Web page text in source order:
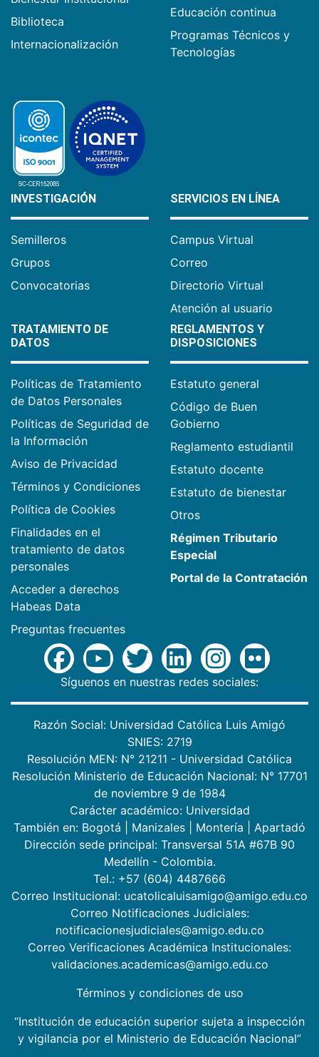
Biblioteca
Internacionalización
Educación continua
Programas Técnicos y
Tecnologías
INVESTIGACIÓN
Semilleros
Grupos
Convocatorias
SERVICIOS EN LÍNEA
Campus Virtual
Correo
Directorio Virtual
Atención al usuario
TRATAMIENTO DE
DATOS
Políticas de Tratamiento
de Datos Personales
Políticas de Seguridad de
la Información
Aviso de Privacidad
Términos y Condiciones
Política de Cookies
Finalidades en el
tratamiento de datos
personales
Acceder a derechos
Habeas Data
Preguntas frecuentes
REGLAMENTOS Y
DISPOSICIONES
Estatuto general
Código de Buen
Gobierno
Reglamento estudiantil
Estatuto docente
Estatuto de bienestar
Otros
Régimen Tributario
Especial
Portal de la Contratación
Síguenos en nuestras redes sociales:
Razón Social: Universidad Católica Luis Amigó
SNIES: 2719
Resolución MEN: N° 21211 - Universidad Católica
Resolución Ministerio de Educación Nacional: N° 17701
de noviembre 9 de 1984
Carácter académico: Universidad
También en: Bogotá Manizales Montería
Apartadó
Dirección sede principal: Transversal 51A #67B 90
Medellín - Colombia.
Tel.: +57 (604) 4487666
Correo Institucional: ucatolicaluisamigo@amigo.edu.co
Correo Notificaciones Judiciales:
notificacionesjudiciales@amigo.edu.co
Correo Verificaciones Académica Institucionales:
validaciones.academicas@amigo.edu.co
Términos y condiciones de uso
“Institución de educación superior sujeta a inspección
y vigilancia por el Ministerio de Educación Nacional”